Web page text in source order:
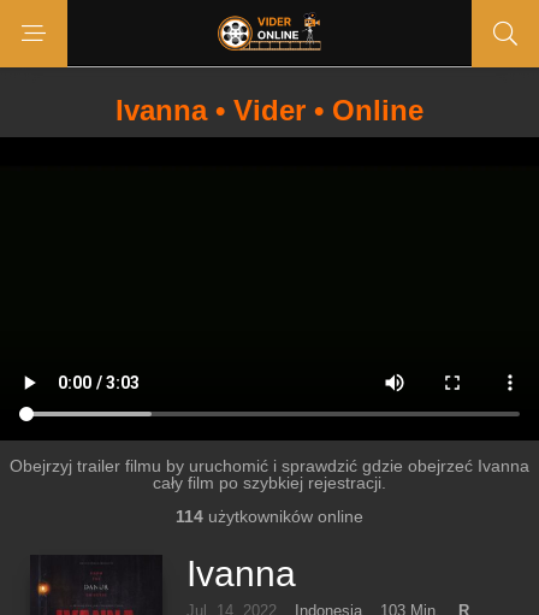
Ivanna • Vider • Online
Obejrzyj trailer filmu by uruchomić i sprawdzić gdzie obejrzeć Ivanna
cały film po szybkiej rejestracji.
114 użytkowników online
Ivanna
Jul. 14, 2022 Indonesia 103 Min.
R